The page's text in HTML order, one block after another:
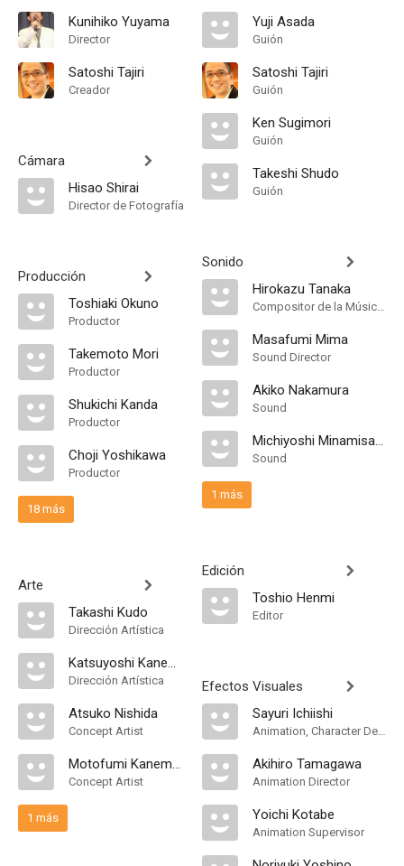
Kunihiko Yuyama
Director
Satoshi Tajiri
Creador
Cámara
Hisao Shirai
Director de Fotografía
Producción
Toshiaki Okuno
Productor
Takemoto Mori
Productor
Shukichi Kanda
Productor
Choji Yoshikawa
Productor
18 más
Arte
Takashi Kudo
Dirección Artística
Katsuyoshi Kanemura
Dirección Artística
Atsuko Nishida
Concept Artist
Motofumi Kanemura
Concept Artist
1 más
Yuji Asada
Guión
Satoshi Tajiri
Guión
Ken Sugimori
Guión
Takeshi Shudo
Guión
Sonido
Hirokazu Tanaka
Compositor de la Música Original
Masafumi Mima
Sound Director
Akiko Nakamura
Sound
Michiyoshi Minamisawa
Sound
1 más
Edición
Toshio Henmi
Editor
Efectos Visuales
Sayuri Ichiishi
Animation, Character Designer
Akihiro Tamagawa
Animation Director
Yoichi Kotabe
Animation Supervisor